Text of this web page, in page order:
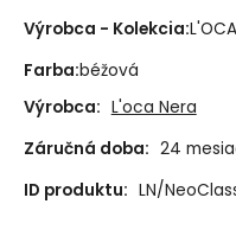
Výrobca - Kolekcia:
Farba:béžová
Výrobca: L'oca Nera
Záručná doba: 24
ID produktu: LN/